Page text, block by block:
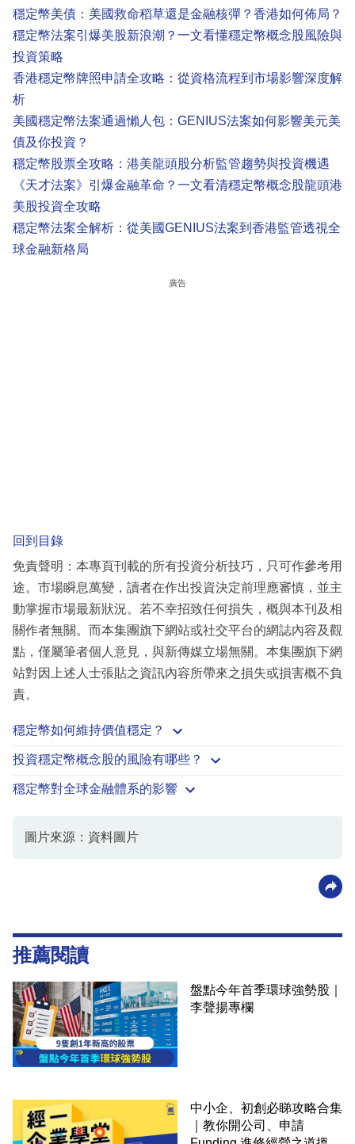
穩定幣美債：美國救命稻草還是金融核彈？香港如何佈局？
穩定幣法案引爆美股新浪潮？一文看懂穩定幣概念股風險與
投資策略
香港穩定幣牌照申請全攻略：從資格流程到市場影響深度解
析
美國穩定幣法案通過懶人包：GENIUS法案如何影響美元美
債及你投資？
穩定幣股票全攻略：港美龍頭股分析監管趨勢與投資機遇
《天才法案》引爆金融革命？一文看清穩定幣概念股龍頭港
美股投資全攻略
穩定幣法案全解析：從美國GENIUS法案到香港監管透視全
球金融新格局
廣告
回到目錄
免責聲明：本專頁刊載的所有投資分析技巧，只可作參考用
途。市場瞬息萬變，讀者在作出投資決定前理應審慎，並主
動掌握市場最新狀況。若不幸招致任何損失，概與本刊及相
關作者無關。而本集團旗下網站或社交平台的網誌內容及觀
點，僅屬筆者個人意見，與新傳媒立場無關。本集團旗下網
站對因上述人士張貼之資訊內容所帶來之損失或損害概不負
責。
穩定幣如何維持價值穩定？
投資穩定幣概念股的風險有哪些？
穩定幣對全球金融體系的影響
圖片來源：資料圖片
推薦閱讀
盤點今年首季環球強勢股｜
李聲揚專欄
中小企、初創必睇攻略合集
｜教你開公司、申請